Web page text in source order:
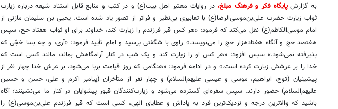
به گزارشپایگاه فکر و فرهنگ مبلغ، در روایات معتبر اهل بیت(ع) و در کتب و منابع قابل استناد شیعه درباره زیارت
ثواب زیارت حضرت علی‌بن‌موسی‌الرضا(ع) با تعابیری بی‌نظیر و فراتر از تصور یاد شده است. یحیی بن سلیمان مازنی از
امام موسی‌الکاظم(ع) نقل می‌کند که فرمود: «هر کس قبر فرزندم را زیارت کند، خداوند برای او ثواب هفتاد حج، سپس
هفتصد حج و آنگاه هفتادهزار حج را می‌نویسد.» راوی با شگفتی پرسید و امام تأیید فرمود: «آری، و چه بسا حَجّی که
پذیرفته نمی‌شود.» سپس افزود: «هر کس او را زیارت کند و یک شب در کنار آرامگاهش بماند، مانند کسی است که
خدا را بر عرشش زیارت کرده است.» و در ادامه فرمود: «هنگامی که روز قیامت برپا می‌شود، بر عرش خدا چهار نفر از
پیشینیان (نوح، ابراهیم، موسی و عیسی علیهم‌السلام) و چهار نفر از متأخران (پیامبر اکرم و علی، حسن و حسین
علیهم‌السلام) حضور دارند. سپس سفره‌ای گسترده می‌شود و زیارت‌کنندگان قبور پیشوایان در کنار ما می‌نشینند؛ آگاه
باشید که والاترین درجه و نزدیک‌ترین فرد به پاداش و عطایای الهی، کسی است که قبر فرزندم علی‌بن‌موسی(ع) را